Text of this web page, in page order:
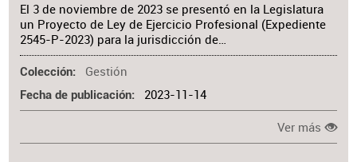
El 3 de noviembre de 2023 se presentó en la Legislatura
un Proyecto de Ley de Ejercicio Profesional (Expediente
2545-P-2023) para la jurisdicción de…
Colección Gestión
Fecha de publicación 2023-11-14
Ver más